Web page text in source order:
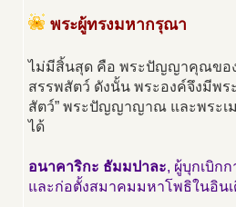
พระผู้ทรงมหากรุณา
ไม่มีสิ้นสุด คือ พระปัญญาคุณของ
สรรพสัตว์ ดังนั้น พระองค์จึงมีพ
สัตว์” พระปัญญาญาณ และพระเ
ได้
อนาคาริกะ ธัมมปาละ, ผู้บุกเบิก
และก่อตั้งสมาคมมหาโพธิในอินเ